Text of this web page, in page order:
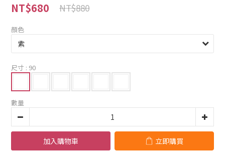
NT$680 NT$880
顏色
尺寸 : 90
數量
加入購物車 立即購買